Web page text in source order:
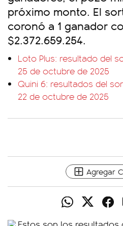
próximo monto. El
coronó a 1 ganador
$2.372.659.254.
Loto Plus: resultado del
25 de octubre de 2025
Quini 6: resultados del
22 de octubre de 2025
Agregar